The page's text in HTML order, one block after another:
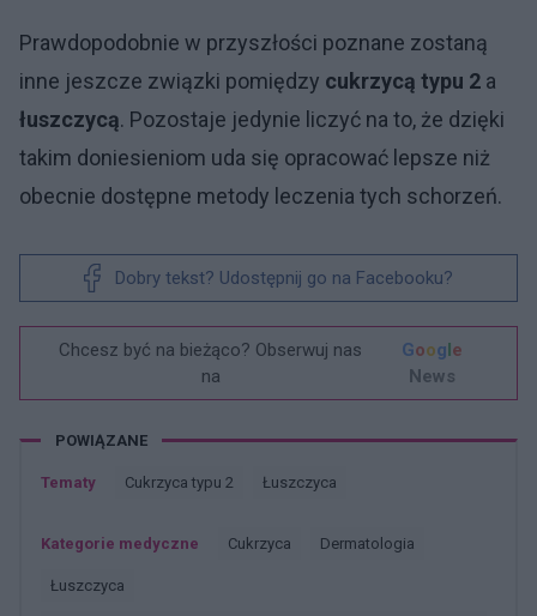
Prawdopodobnie w przyszłości poznane zostaną
inne jeszcze związki pomiędzy cukrzycą typu 2 a
łuszczycą. Pozostaje jedynie liczyć na to, że dzięki
takim doniesieniom uda się opracować lepsze niż
obecnie dostępne metody leczenia tych schorzeń.
Dobry tekst? Udostępnij go na Facebooku?
Chcesz być na bieżąco? Obserwuj nas
na
Google
News
POWIĄZANE
Tematy Cukrzyca typu 2 łuszczyca
Kategorie medyczne Cukrzyca Dermatologia
łuszczyca